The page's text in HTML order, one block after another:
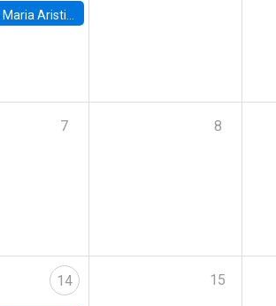
Maria Aristizabal-Ramirez, FED Board
7 8
14 15